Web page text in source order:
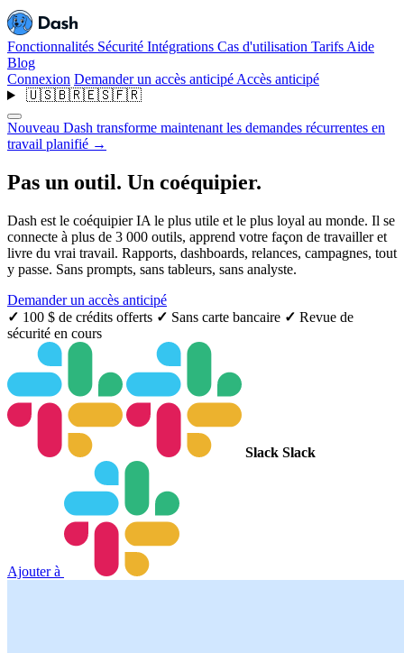
Fonctionnalités Sécurité Intégrations Cas d'utilisation Tarifs Aide
Blog
Connexion Demander un accès anticipé Accès anticipé
🇺🇸🇧🇷🇪🇸🇫🇷
Nouveau Dash transforme maintenant les demandes récurrentes en
travail planifié →
Pas un outil. Un coéquipier.
Dash est le coéquipier IA le plus utile et le plus loyal au monde. Il se
connecte à plus de 3 000 outils, apprend votre façon de travailler et
livre du vrai travail. Rapports, dashboards, relances, campagnes, tout
y passe. Sans prompts, sans tableurs, sans analyste.
Demander un accès anticipé
✓ 100 $ de crédits offerts ✓ Sans carte bancaire ✓ Revue de
sécurité en cours
Slack Slack
Ajouter à